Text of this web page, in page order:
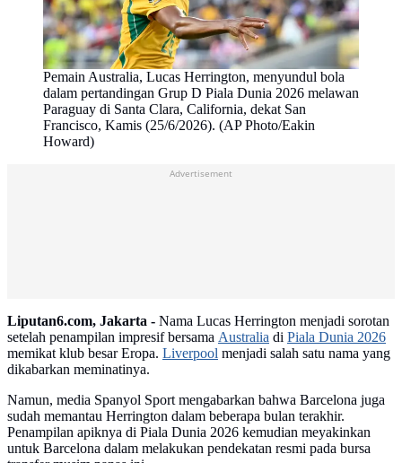
Pemain Australia, Lucas Herrington, menyundul bola
dalam pertandingan Grup D Piala Dunia 2026 melawan
Paraguay di Santa Clara, California, dekat San
Francisco, Kamis (25/6/2026). (AP Photo/Eakin
Howard)
Advertisement
Liputan6.com, Jakarta - Nama Lucas Herrington menjadi sorotan
setelah penampilan impresif bersama Australia di Piala Dunia 2026
memikat klub besar Eropa. Liverpool menjadi salah satu nama yang
dikabarkan meminatinya.
Namun, media Spanyol Sport mengabarkan bahwa Barcelona juga
sudah memantau Herrington dalam beberapa bulan terakhir.
Penampilan apiknya di Piala Dunia 2026 kemudian meyakinkan
untuk Barcelona dalam melakukan pendekatan resmi pada bursa